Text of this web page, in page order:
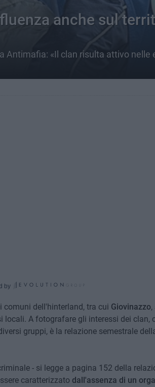
anche sul
Antimafia: «Il clan risulta attivo nelle
by
dell'hinterland, tra cui Giovinazzo,
locali. A fotografare gli interessi dei clan,
gruppi, è la relazione semestrale
- si legge a pagina 152 della
caratterizzato dall'assenza di un